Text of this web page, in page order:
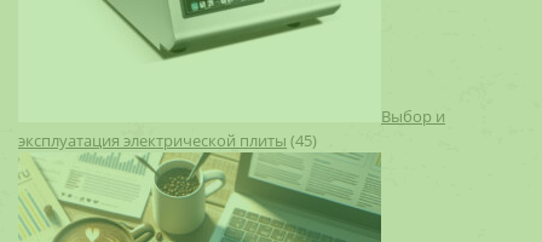
Выбор и
эксплуатация электрической плиты (45)